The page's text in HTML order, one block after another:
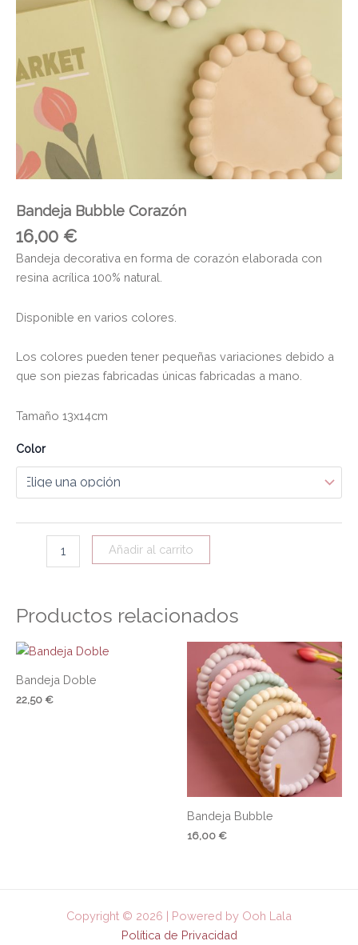
Bandeja Bubble Corazón
16,00 €
Bandeja decorativa en forma de corazón elaborada con
resina acrílica 100% natural.
Disponible en varios colores.
Los colores pueden tener pequeñas variaciones debido a
que son piezas fabricadas únicas fabricadas a mano.
Tamaño 13x14cm
Color
Añadir al carrito
Productos relacionados
Bandeja Doble
22,50 €
Bandeja Bubble
16,00 €
Copyright © 2026 | Powered by Ooh Lala
Política de Privacidad